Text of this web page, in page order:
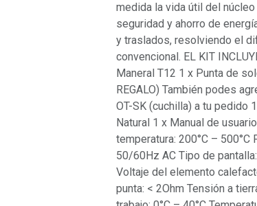
medida la vida útil del
seguridad y ahorro de
y traslados, resolviendo el
convencional. EL KIT
Maneral T12 1 x Punta de
REGALO) También podes
OT-SK (cuchilla) a tu pedido
Natural 1 x Manual de
temperatura: 200°C –
50/60Hz AC Tipo de
Voltaje del elemento
punta: < 2Ohm Tensión a